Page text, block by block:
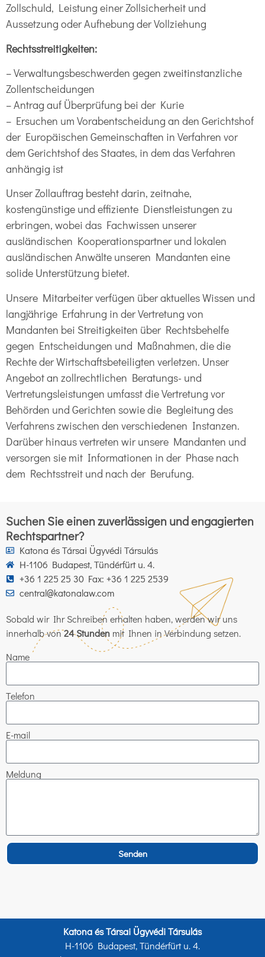
Zollschuld, Leistung einer Zollsicherheit und
Aussetzung oder Aufhebung der Vollziehung
Rechtsstreitigkeiten:
– Verwaltungsbeschwerden gegen zweitinstanzliche
Zollentscheidungen
– Antrag auf Überprüfung bei der Kurie
– Ersuchen um Vorabentscheidung an den Gerichtshof
der Europäischen Gemeinschaften in Verfahren vor
dem Gerichtshof des Staates, in dem das Verfahren
anhängig ist
Unser Zollauftrag besteht darin, zeitnahe,
kostengünstige und effiziente Dienstleistungen zu
erbringen, wobei das Fachwissen unserer
ausländischen Kooperationspartner und lokalen
ausländischen Anwälte unseren Mandanten eine
solide Unterstützung bietet.
Unsere Mitarbeiter verfügen über aktuelles Wissen und
langjährige Erfahrung in der Vertretung von
Mandanten bei Streitigkeiten über Rechtsbehelfe
gegen Entscheidungen und Maßnahmen, die die
Rechte der Wirtschaftsbeteiligten verletzen. Unser
Angebot an zollrechtlichen Beratungs- und
Vertretungsleistungen umfasst die Vertretung vor
Behörden und Gerichten sowie die Begleitung des
Verfahrens zwischen den verschiedenen Instanzen.
Darüber hinaus vertreten wir unsere Mandanten und
versorgen sie mit Informationen in der Phase nach
dem Rechtsstreit und nach der Berufung.
Suchen Sie einen zuverlässigen und engagierten
Rechtspartner?
Katona és Társai Ügyvédi Társulás
H-1106 Budapest, Tündérfürt u. 4.
+36 1 225 25 30 Fax: +36 1 225 2539
central@katonalaw.com
Sobald wir Ihr Schreiben erhalten haben, werden wir uns
innerhalb von24 Stunden mit Ihnen in Verbindung setzen.
Name
Telefon
E-mail
Meldung
Senden
Katona és Társai Ügyvédi Társulás
H-1106 Budapest, Tündérfürt u. 4.